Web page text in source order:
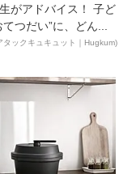
がアドバイス！ 子ど
てつだい”に、どん...
タックキュキュット｜Hugkum)